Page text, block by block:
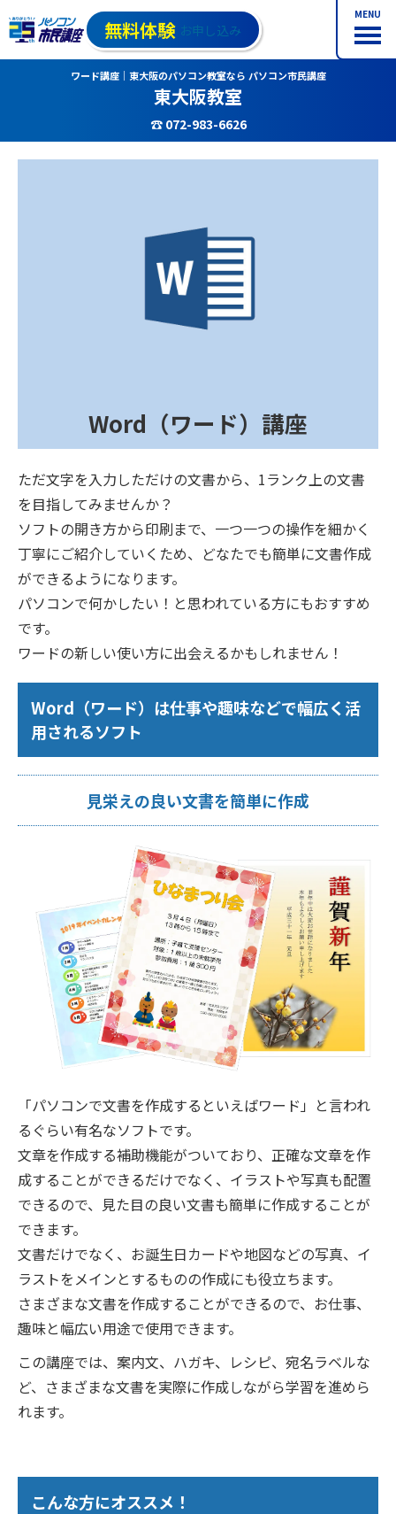
MENU
無料体験 お申し込み
ワード講座｜東大阪のパソコン教室なら パソコン市民講座
東大阪教室
☎ 072-983-6626
Word（ワード）講座
ただ文字を入力しただけの文書から、1ランク上の文書
を目指してみませんか？
ソフトの開き方から印刷まで、一つ一つの操作を細かく
丁寧にご紹介していくため、どなたでも簡単に文書作成
ができるようになります。
パソコンで何かしたい！と思われている方にもおすすめ
です。
ワードの新しい使い方に出会えるかもしれません！
Word（ワード）は仕事や趣味などで幅広く活
用されるソフト
見栄えの良い文書を簡単に作成
「パソコンで文書を作成するといえばワード」と言われ
るぐらい有名なソフトです。
文章を作成する補助機能がついており、正確な文章を作
成することができるだけでなく、イラストや写真も配置
できるので、見た目の良い文書も簡単に作成することが
できます。
文書だけでなく、お誕生日カードや地図などの写真、イ
ラストをメインとするものの作成にも役立ちます。
さまざまな文書を作成することができるので、お仕事、
趣味と幅広い用途で使用できます。
この講座では、案内文、ハガキ、レシピ、宛名ラベルな
ど、さまざまな文書を実際に作成しながら学習を進めら
れます。
こんな方にオススメ！